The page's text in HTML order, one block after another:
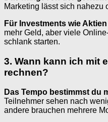
Marketing lässt sich nahezu
Für Investments wie Aktien
mehr Geld, aber viele
schlank starten.
3. Wann kann ich mit
rechnen?
Das Tempo bestimmst du
Teilnehmer sehen nach
andere brauchen mehrere